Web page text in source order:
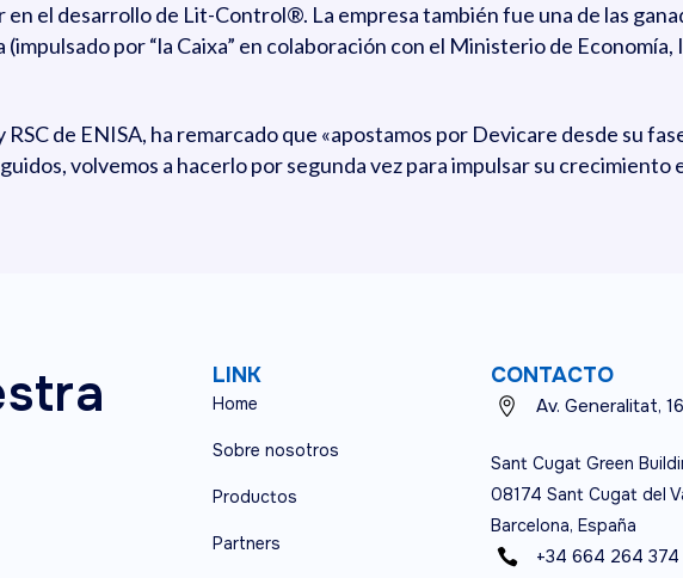
el desarrollo de Lit-Control®. La empresa también fue una de las
(impulsado por “la Caixa” en colaboración con el Ministerio de
de ENISA, ha remarcado que «apostamos por Devicare desde su
volvemos a hacerlo por segunda vez para impulsar su crecimiento
LINK
Home
Sobre nosotros
Productos
Partners
CONTACTO
Av. Generalitat,
Sant Cugat Green
08174 Sant Cugat del
Barcelona, España
+34 664 264 374